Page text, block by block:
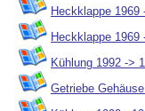
Heckklappe
Heckklappe
Kühlung 1992 ->
Getriebe